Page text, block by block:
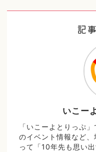
記
いこー
「いこーよとりっぷ
のイベント情報など
って「10年先も思い